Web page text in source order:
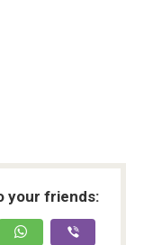
your friends: